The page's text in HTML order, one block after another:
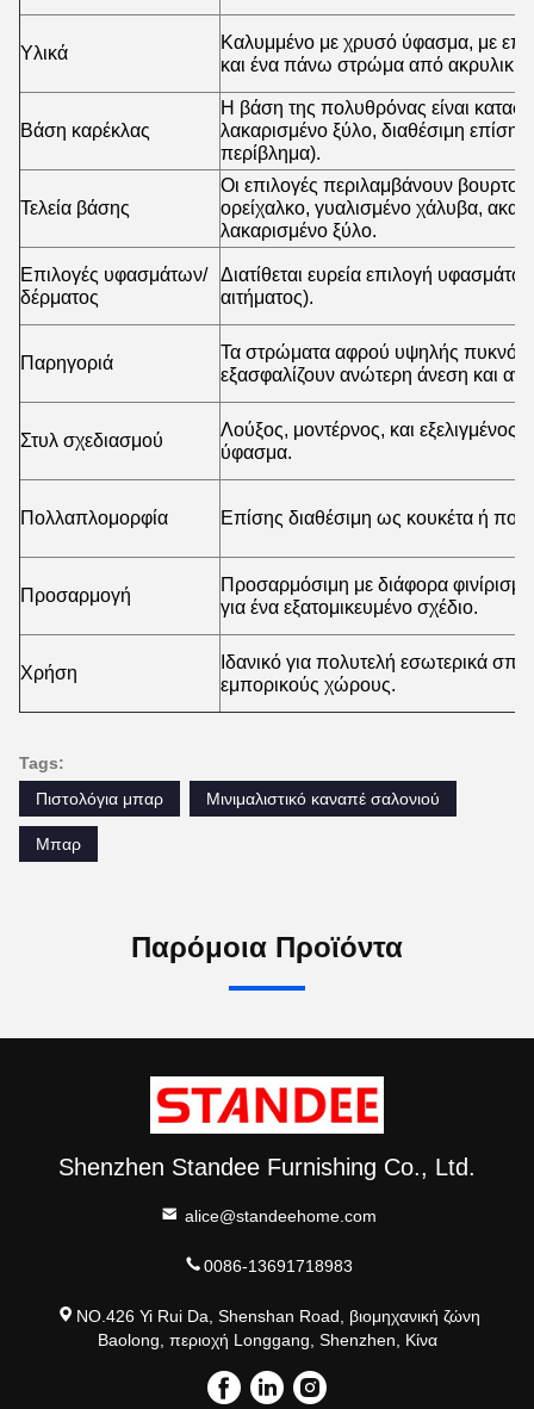
Υλικά
Καλυμμένο με χρυσό ύφασμα, με
και ένα πάνω στρώμα από ακρυλική
Βάση καρέκλας
Η βάση της πολυθρόνας είναι
λακαρισμένο ξύλο, διαθέσιμη επίσης
περίβλημα).
Τελεία βάσης
Οι επιλογές περιλαμβάνουν
ορείχαλκο, γυαλισμένο χάλυβα,
λακαρισμένο ξύλο.
Επιλογές υφασμάτων/
δέρματος
Διατίθεται ευρεία επιλογή
αιτήματος).
Παρηγοριά
Τα στρώματα αφρού υψηλής
εξασφαλίζουν ανώτερη άνεση και
Στυλ σχεδιασμού
Λούξος, μοντέρνος, και εξελιγμένος
ύφασμα.
Πολλαπλομορφία Επίσης διαθέσιμη ως κουκέτα ή
Προσαρμογή
Προσαρμόσιμη με διάφορα
για ένα εξατομικευμένο σχέδιο.
Χρήση
Ιδανικό για πολυτελή εσωτερικά
εμπορικούς χώρους.
Tags:
Πιστολόγια μπαρ
Μινιμαλιστικό καναπέ σαλονιού
Μπαρ
Παρόμοια Προϊόντα
Shenzhen Standee Furnishing Co., Ltd.
alice@standeehome.com
0086-13691718983
NO.426 Yi Rui Da, Shenshan Road, βιομηχανική ζώνη
Baolong, περιοχή Longgang, Shenzhen, Κίνα